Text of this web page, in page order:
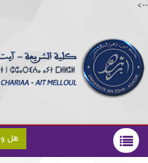
-->
هل